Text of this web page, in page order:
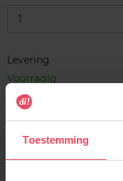
Toestemming
1
Levering
Voorradig
Gratis levering bij